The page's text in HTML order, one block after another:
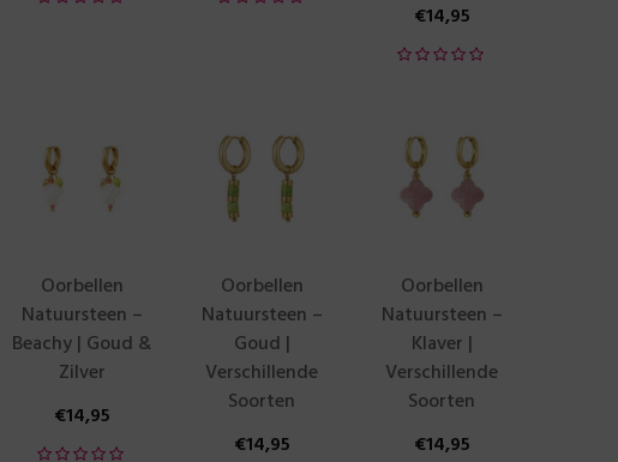
€14,95
Oorbellen
Natuursteen –
Beachy | Goud &
Zilver
€14,95
Oorbellen
Natuursteen –
Goud |
Verschillende
Soorten
€14,95
Oorbellen
Natuursteen –
Klaver |
Verschillende
Soorten
€14,95